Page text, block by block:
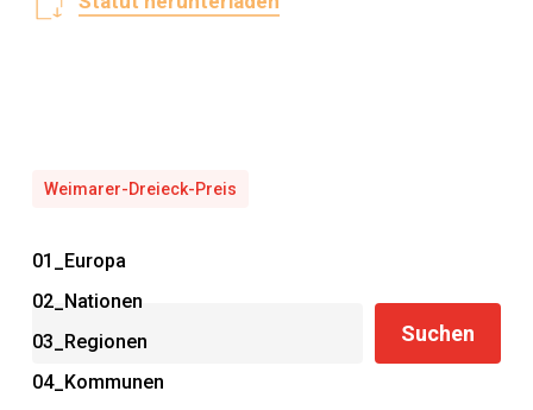
Weimarer-Dreieck-Preis
Suchen
Suchen
01_Europa
02_Nationen
03_Regionen
04_Kommunen